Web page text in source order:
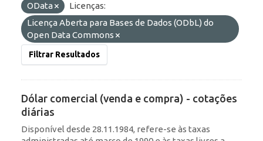
OData
Licenças:
Licença Aberta para Bases de Dados (ODbL) do
Open Data Commons
Filtrar Resultados
Dólar comercial (venda e compra) - cotações
diárias
Disponível desde 28.11.1984, refere-se às taxas